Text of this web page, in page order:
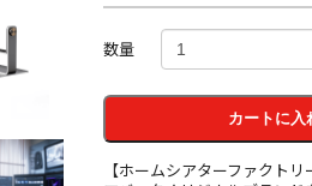
数量
カートに入
【ホームシアターファクトリ